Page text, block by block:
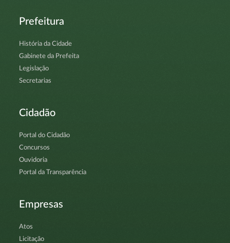
Prefeitura
História da Cidade
Gabinete da Prefeita
Legislação
Secretarias
Cidadão
Portal do Cidadão
Concursos
Ouvidoria
Portal da Transparência
Empresas
Atos
Licitação